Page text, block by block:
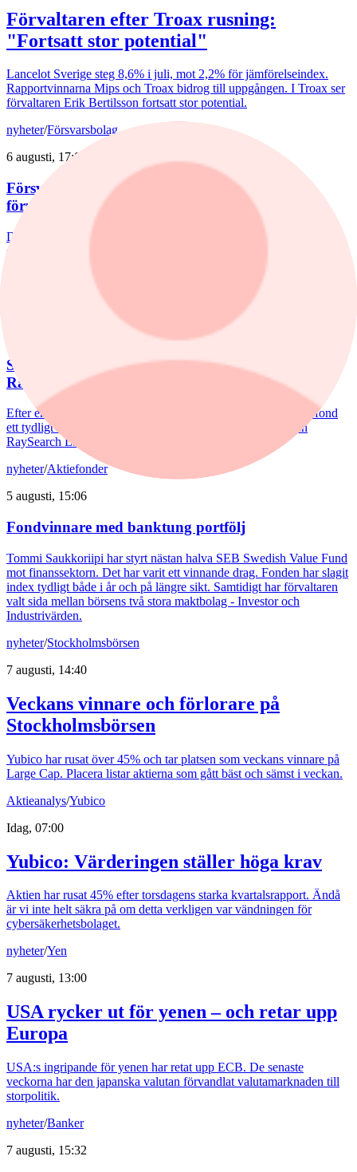
Förvaltaren efter Troax rusning:
"Fortsatt stor potential"
Lancelot Sverige steg 8,6% i juli, mot 2,2% för jämförelseindex.
Rapportvinnarna Mips och Troax bidrog till uppgången. I Troax ser
förvaltaren Erik Bertilsson fortsatt stor potential.
nyheter/Försvarsbolag
6 augusti, 17:03
Försvarsförvaltarna spår ny tillväxtfas: ”Goda
förutsättningar”
De europeiska försvarsbolagen visar rekordstora orderböcker,
stigande omsättning och förbättrade marginaler. Enligt förvaltarna
Spiltan Småbolagsfond
Spiltan Småbolagsfond lyfte i juli – tar in
RaySearch
Efter en svagare utveckling hittills i år fick Spiltan Småbolagsfond
ett tydligt lyft i juli. Mips bidrog mest till uppgången, medan
RaySearch Laboratories är ett nytt innehav i fonden.
nyheter/Aktiefonder
5 augusti, 15:06
Fondvinnare med banktung portfölj
Tommi Saukkoriipi har styrt nästan halva SEB Swedish Value Fund
mot finanssektorn. Det har varit ett vinnande drag. Fonden har slagit
index tydligt både i år och på längre sikt. Samtidigt har förvaltaren
valt sida mellan börsens två stora maktbolag - Investor och
Industrivärden.
nyheter/Stockholmsbörsen
7 augusti, 14:40
Veckans vinnare och förlorare på
Stockholmsbörsen
Yubico har rusat över 45% och tar platsen som veckans vinnare på
Large Cap. Placera listar aktierna som gått bäst och sämst i veckan.
Aktieanalys/Yubico
Idag, 07:00
Yubico: Värderingen ställer höga krav
Aktien har rusat 45% efter torsdagens starka kvartalsrapport. Ändå
är vi inte helt säkra på om detta verkligen var vändningen för
cybersäkerhetsbolaget.
nyheter/Yen
7 augusti, 13:00
USA rycker ut för yenen – och retar upp
Europa
USA:s ingripande för yenen har retat upp ECB. De senaste
veckorna har den japanska valutan förvandlat valutamarknaden till
storpolitik.
nyheter/Banker
7 augusti, 15:32